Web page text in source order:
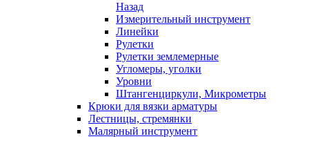
Назад
Измерительный инструмент
Линейки
Рулетки
Рулетки землемерные
Угломеры, уголки
Уровни
Штангенциркули, Микрометры
Крюки для вязки арматуры
Лестницы, стремянки
Малярный инструмент